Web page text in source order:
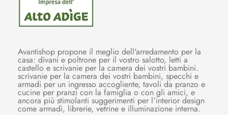
Avantishop propone il meglio dell'arredamento per la
casa: divani e poltrone per il vostro salotto, letti a
castello e scrivanie per la camera dei vostri bambini.
scrivanie per la camera dei vostri bambini, specchi e
armadi per un ingresso accogliente, tavoli da pranzo e
cucine per pranzi con la famiglia o con gli amici, e
ancora più stimolanti suggerimenti per l'interior design
come armadi, librerie, vetrine e illuminazione interna.